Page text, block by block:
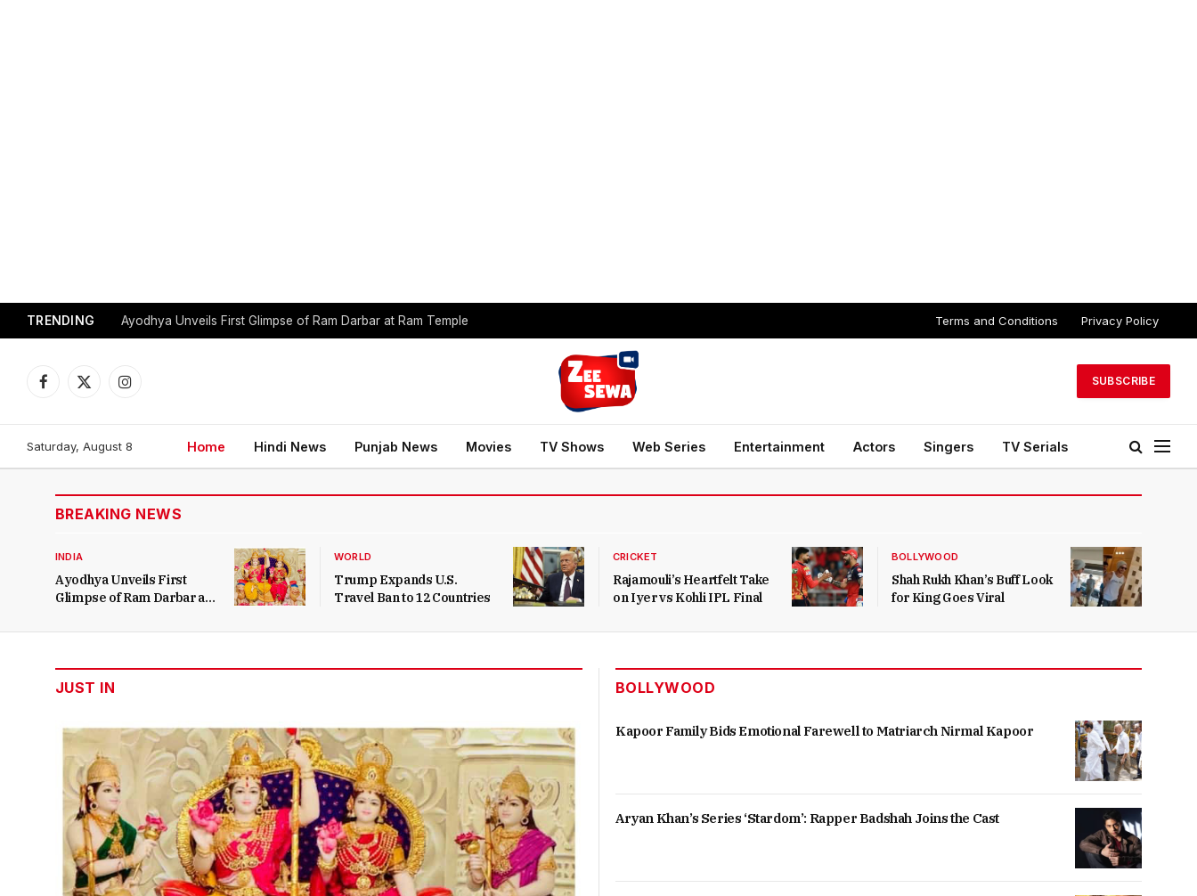
TRENDING Ayodhya Unveils First Glimpse of Ram Darbar at Ram Temple Terms and Conditions Privacy Policy
Facebook
X
Instagram
SUBSCRIBE
Saturday, August 8 Home Hindi News Punjab News Movies TV Shows Web Series Entertainment Actors Singers TV Serials
BREAKING NEWS
INDIA
Ayodhya Unveils First
Glimpse of Ram Darbar at
WORLD
Trump Expands U.S.
Travel Ban to 12 Countries
CRICKET
Rajamouli’s Heartfelt Take
on Iyer vs Kohli IPL Final
BOLLYWOOD
Shah Rukh Khan’s Buff Look
for King Goes Viral
JUST IN BOLLYWOOD
Kapoor Family Bids Emotional Farewell to Matriarch Nirmal Kapoor
Aryan Khan’s Series ‘Stardom’: Rapper Badshah Joins the Cast